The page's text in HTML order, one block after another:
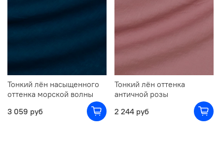
Тонкий лён насыщенного
оттенка морской волны
3 059 руб
Тонкий лён оттенка
античной розы
2 244 руб